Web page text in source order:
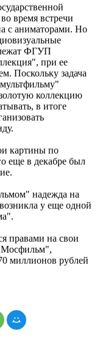
время встречи
с аниматорами. Но
ФГУП
при ее
Поскольку задача
коллекцию
в итоге
картины по
еще в декабре был
надежда на
у еще одной
правами на свои
"Мосфильм",
миллионов рублей